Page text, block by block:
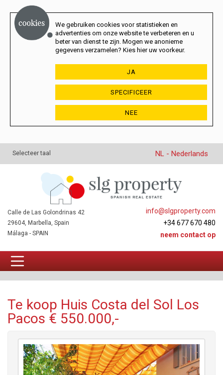
We gebruiken cookies voor statistieken en
advertenties om onze website te verbeteren en u
beter van dienst te zijn. Mogen we anonieme
gegevens verzamelen? Kies hier uw voorkeur.
JA
SPECIFICEER
NEE
Selecteer taal NL - Nederlands
info@slgproperty.com
+34 677 670 480
neem contact op
Calle de Las Golondrinas 42
29604, Marbella, Spain
Málaga - SPAIN
Te koop Huis Costa del Sol Los
Pacos € 550.000,-